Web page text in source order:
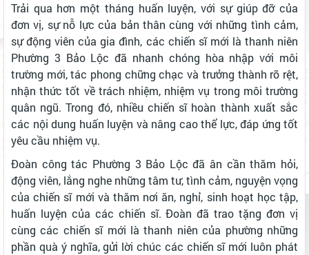
Trải qua hơn một tháng huấn luyện, với sự giúp đỡ của
đơn vị, sự nỗ lực của bản thân cùng với những tình cảm,
sự động viên của gia đình, các chiến sĩ mới là thanh niên
Phường 3 Bảo Lộc đã nhanh chóng hòa nhập với môi
trường mới, tác phong chững chạc và trưởng thành rõ rệt,
nhận thức tốt về trách nhiệm, nhiệm vụ trong môi trường
quân ngũ. Trong đó, nhiều chiến sĩ hoàn thành xuất sắc
các nội dung huấn luyện và nâng cao thể lực, đáp ứng tốt
yêu cầu nhiệm vụ.
Đoàn công tác Phường 3 Bảo Lộc đã ân cần thăm hỏi,
động viên, lắng nghe những tâm tư, tình cảm, nguyện vọng
của chiến sĩ mới và thăm nơi ăn, nghỉ, sinh hoạt học tập,
huấn luyện của các chiến sĩ. Đoàn đã trao tặng đơn vị
cùng các chiến sĩ mới là thanh niên của phường những
phần quà ý nghĩa, gửi lời chúc các chiến sĩ mới luôn phát